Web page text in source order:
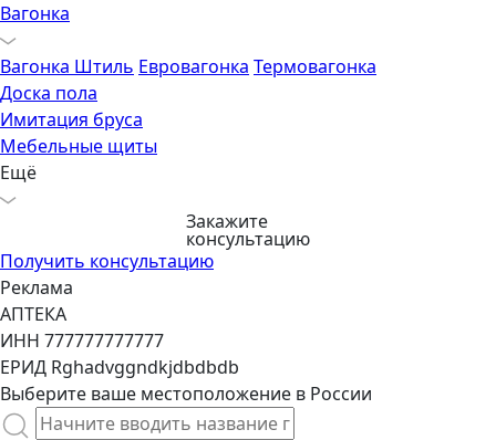
Вагонка
Вагонка Штиль Евровагонка Термовагонка
Доска пола
Имитация бруса
Мебельные щиты
Ещё
Закажите
консультацию
Получить консультацию
Реклама
АПТЕКА
ИНН 777777777777
ЕРИД Rghadvggndkjdbdbdb
Выберите ваше местоположение в России